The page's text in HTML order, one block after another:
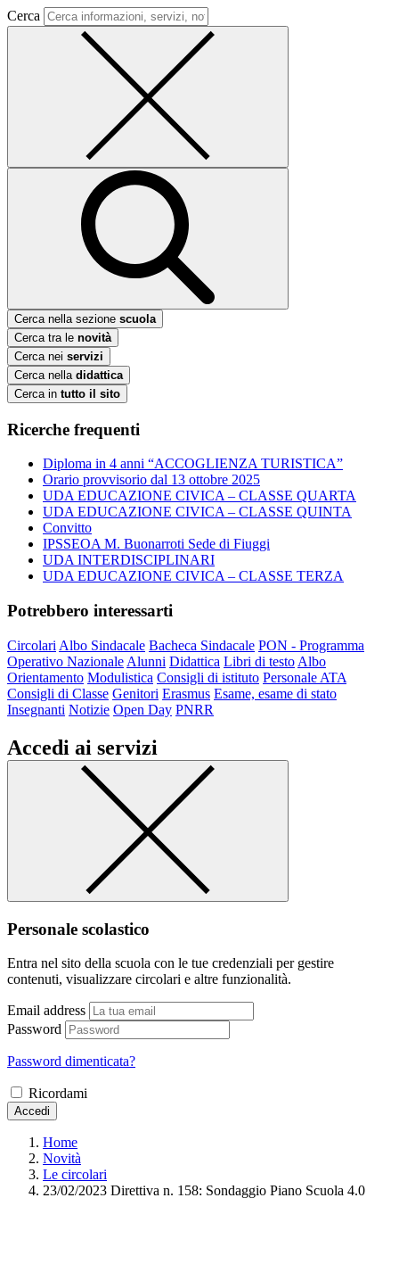
Cerca
Cerca nella sezione scuola
Cerca tra le novità
Cerca nei servizi
Cerca nella didattica
Cerca in tutto il sito
Ricerche frequenti
Diploma in 4 anni “ACCOGLIENZA TURISTICA”
Orario provvisorio dal 13 ottobre 2025
UDA EDUCAZIONE CIVICA – CLASSE QUARTA
UDA EDUCAZIONE CIVICA – CLASSE QUINTA
Convitto
IPSSEOA M. Buonarroti Sede di Fiuggi
UDA INTERDISCIPLINARI
UDA EDUCAZIONE CIVICA – CLASSE TERZA
Potrebbero interessarti
Circolari Albo Sindacale Bacheca Sindacale PON - Programma
Operativo Nazionale Alunni Didattica Libri di testo Albo
Orientamento Modulistica Consigli di istituto Personale ATA
Consigli di Classe Genitori Erasmus Esame, esame di stato
Insegnanti Notizie Open Day PNRR
Accedi ai servizi
Personale scolastico
Entra nel sito della scuola con le tue credenziali per gestire
contenuti, visualizzare circolari e altre funzionalità.
Email address
Password
Password dimenticata?
Ricordami
Accedi
Home
Novità
Le circolari
23/02/2023 Direttiva n. 158: Sondaggio Piano Scuola 4.0